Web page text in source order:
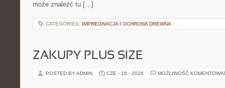
może znaleźć tu […]
CATEGORIES: IMPREGNACJA I OCHRONA DREWNA
ZAKUPY PLUS SIZE
POSTED BY ADMIN CZE - 16 - 2026 MOŻLIWOŚĆ